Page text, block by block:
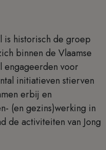
is historisch de groep
binnen de Vlaamse
engageerden voor
initiatieven stierven
erbij en
(en gezins)werking in
de activiteiten van Jong